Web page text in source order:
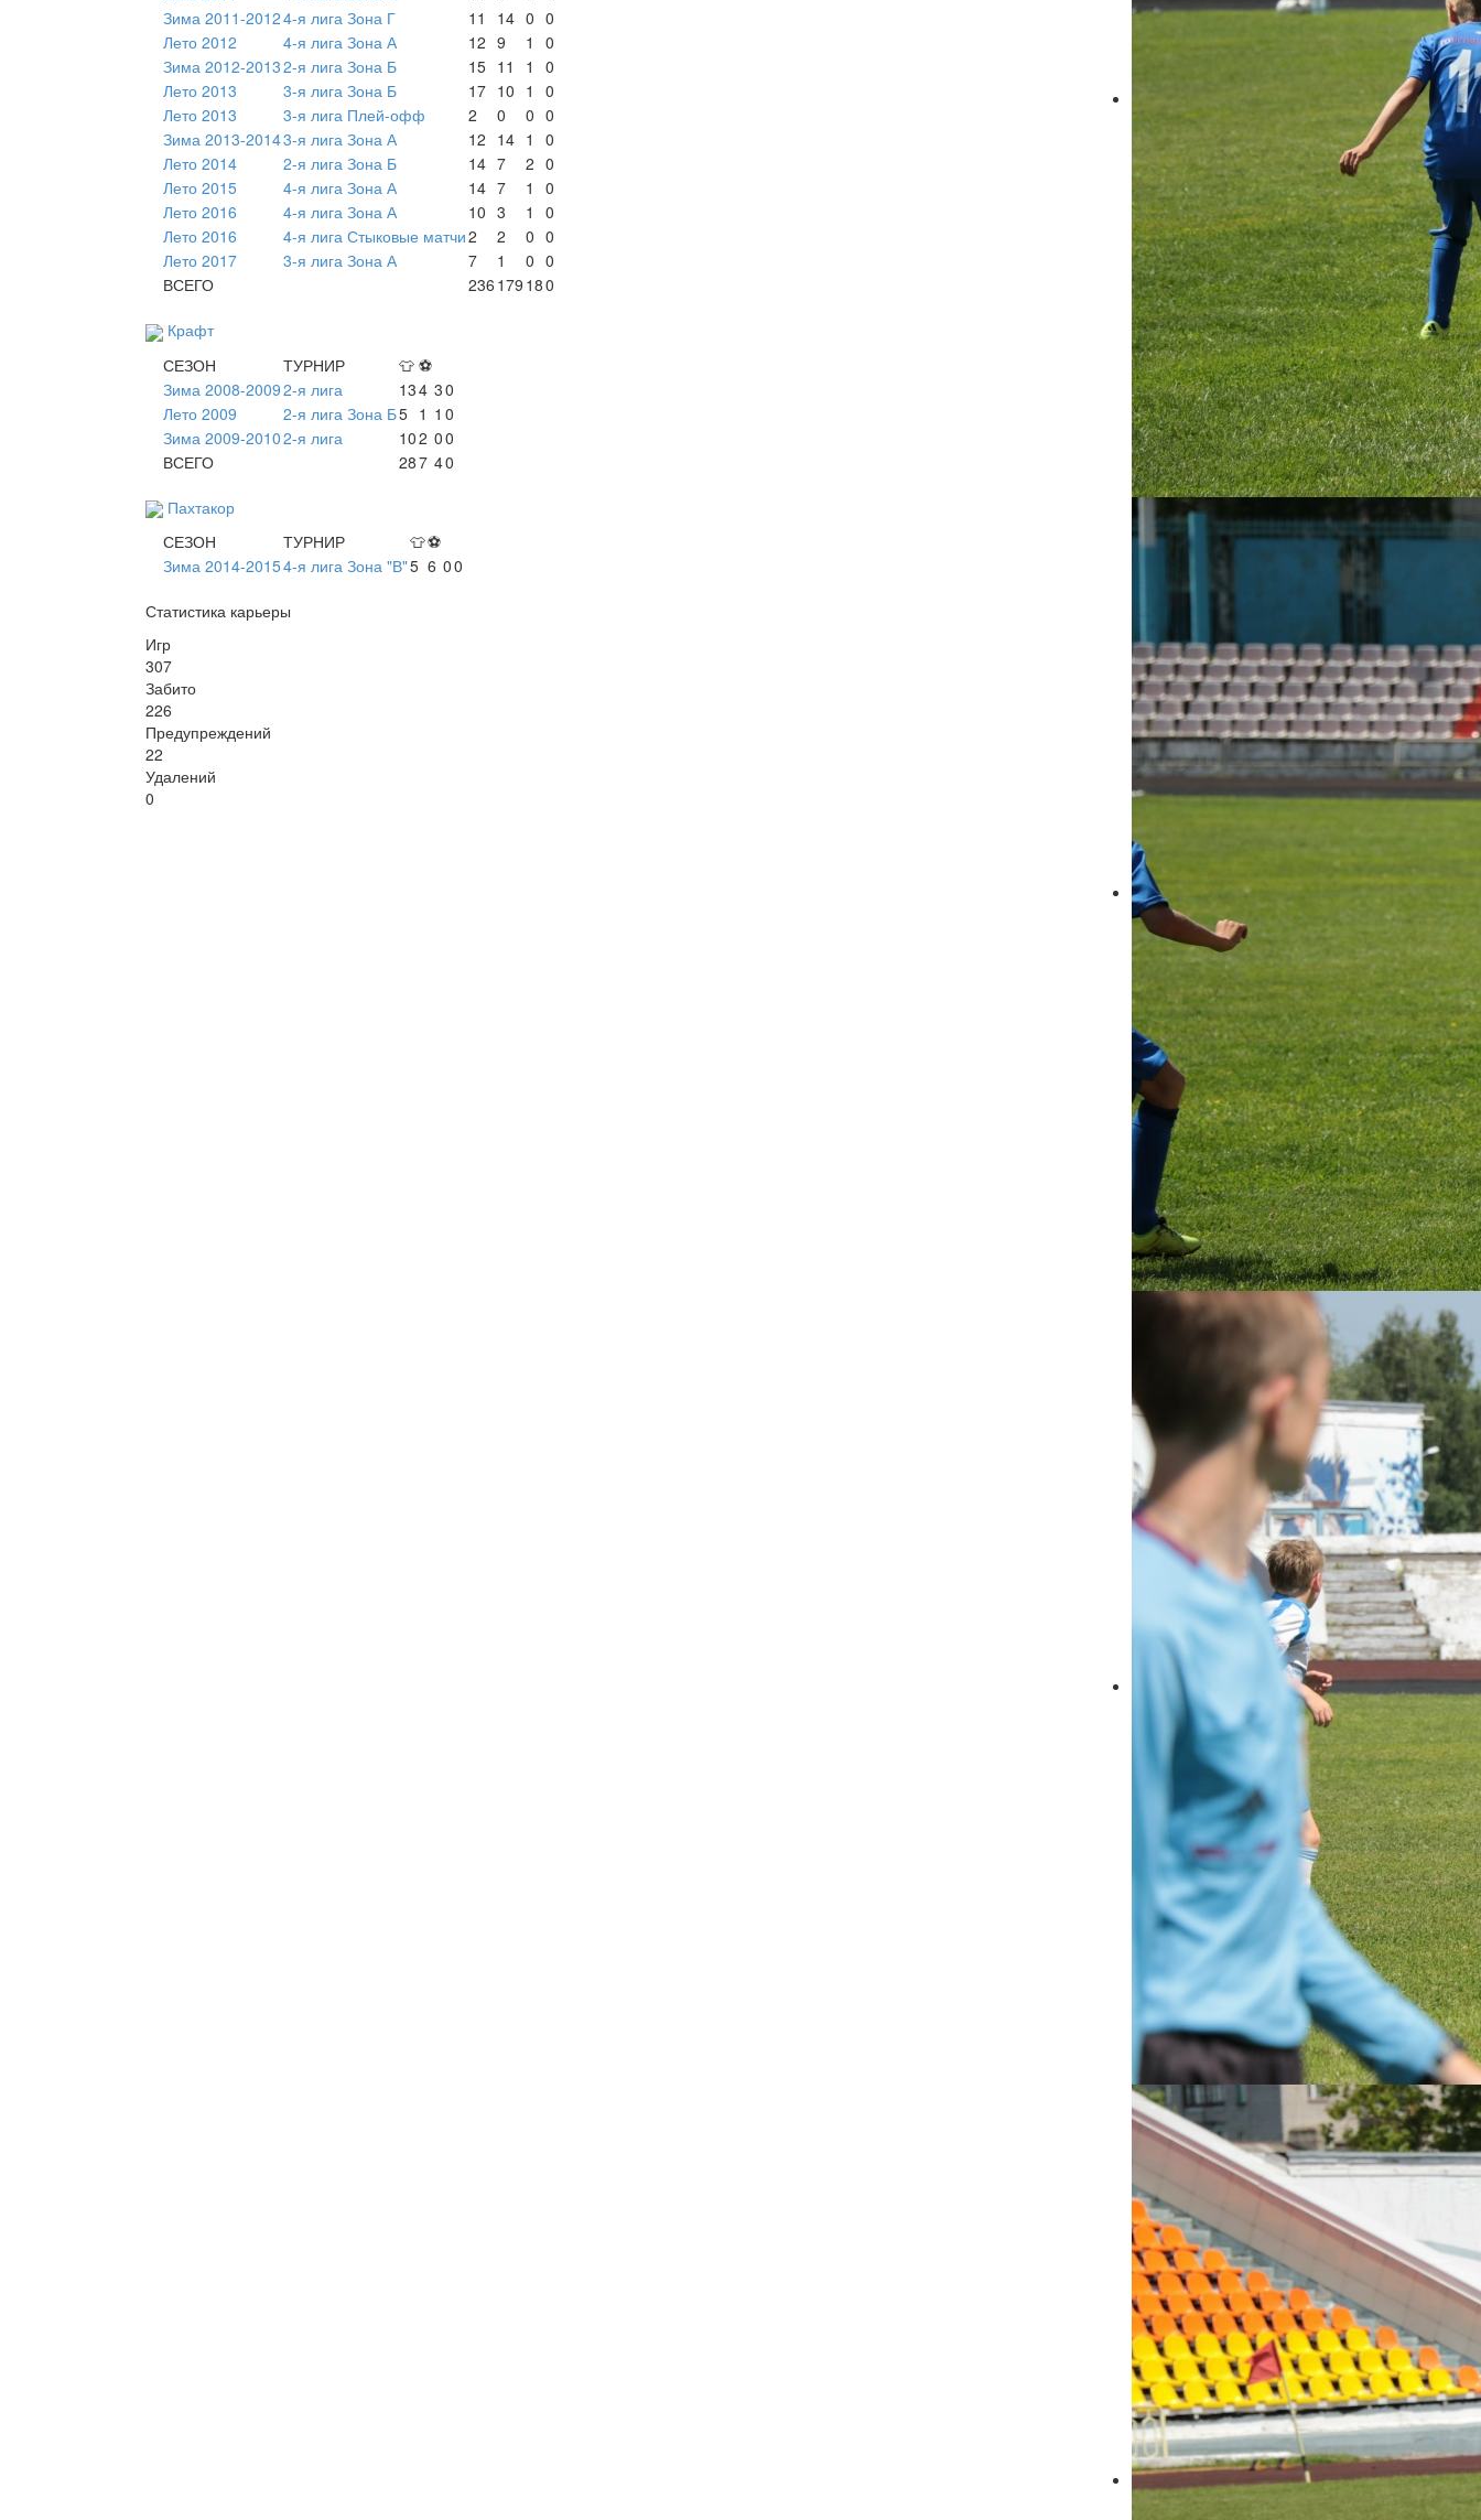
Зима 2011-20124-я лига Зона Г 11 14 0 0
Лето 2012
4-я лига Зона А 12 9 1
0
Зима 2012-20132-я лига Зона Б 15 11 1
0
Лето 2013
3-я лига Зона Б 17 10 1
0
Лето 2013
3-я лига Плей-офф 2 0 0 0
Зима 2013-20143-я лига Зона А 12 14 1
0
Лето 2014
2-я лига Зона Б 14 7 2 0
Лето 2015
4-я лига Зона А 14 7 1
0
Лето 2016
4-я лига Зона А 10 3 1
0
Лето 2016
4-я лига Стыковые матчи2 2 0 0
Лето 2017
3-я лига Зона А 7 1 0 0
ВСЕГО
236 179 180
Крафт
СЕЗОН
ТУРНИР 👕 ⚽
Зима 2008-20092-я лига 134 30
Лето 2009
2-я лига Зона Б5 1 1 0
Зима 2009-20102-я лига 102 00
ВСЕГО
287 40
Пахтакор
СЕЗОН
ТУРНИР 👕⚽
Зима 2014-20154-я лига Зона "В"5 6 00
Статистика карьеры
Игр
307
Забито
226
Предупреждений
22
Удалений
0